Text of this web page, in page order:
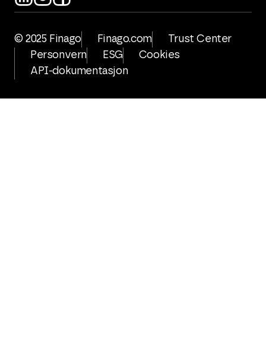
© 2025 Finago Finago.com
Trust Center
Personvern
ESG
Cookies
API-dokumentasjon